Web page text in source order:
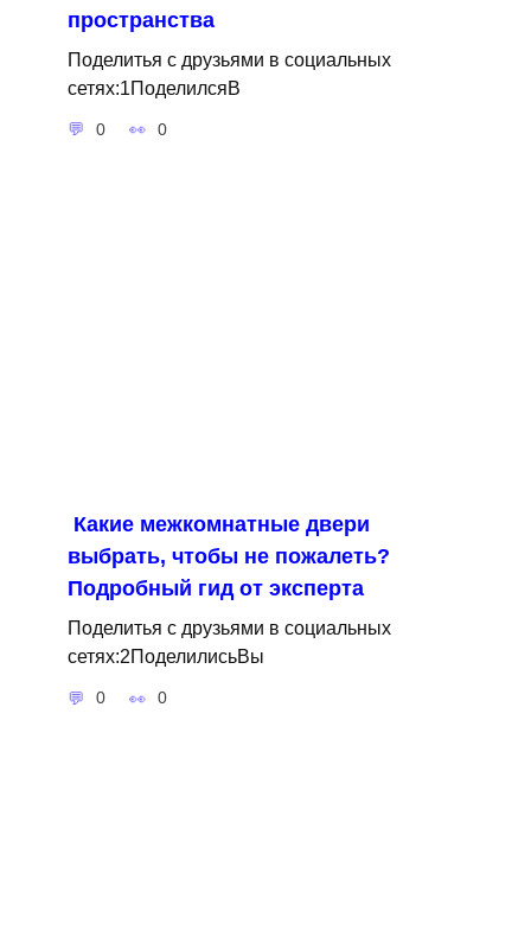
пространства
Поделитья с друзьями в социальных
сетях:1ПоделилсяВ
0 0
Какие межкомнатные двери
выбрать, чтобы не пожалеть?
Подробный гид от эксперта
Поделитья с друзьями в социальных
сетях:2ПоделилисьВы
0 0